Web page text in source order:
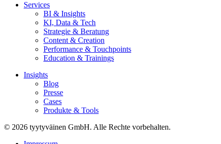
Services
BI & Insights
KI, Data & Tech
Strategie & Beratung
Content & Creation
Performance & Touchpoints
Education & Trainings
Insights
Blog
Presse
Cases
Produkte & Tools
© 2026 tyytyväinen GmbH. Alle Rechte vorbehalten.